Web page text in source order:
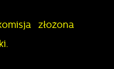
złożona